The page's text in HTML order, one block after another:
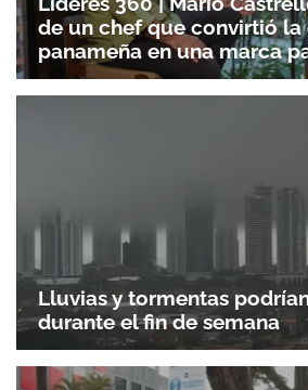
de un chef que convirtió
panameña en una marca
Lluvias y tormentas
durante el fin de semana